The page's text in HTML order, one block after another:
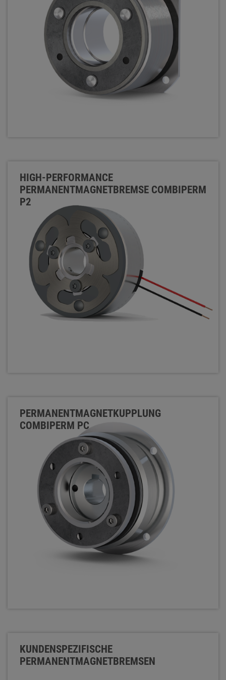
HIGH-PERFORMANCE
PERMANENTMAGNETBREMSE COMBIPERM
P2
PERMANENTMAGNETKUPPLUNG
COMBIPERM PC
KUNDENSPEZIFISCHE
PERMANENTMAGNETBREMSEN